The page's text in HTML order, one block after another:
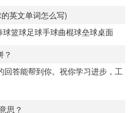
英文单词怎么写)
篮球足球手球曲棍球垒球桌面
？
回答能帮到你。祝你学习进步，工
思？